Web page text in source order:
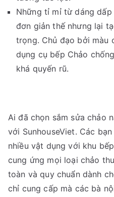
Những tỉ mỉ từ dáng
đơn giản thế nhưng lại
trọng. Chủ đạo bởi màu
dụng cụ bếp Chảo
khá quyến rũ.
Ai đã chọn sắm sửa chảo
với SunhouseViet. Các
nhiều vật dụng với khu
cung ứng mọi loại chảo
toàn và quy chuẩn dành
chỉ cung cấp mà các bà